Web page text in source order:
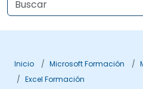
Inicio Microsoft Formación
Excel Formación